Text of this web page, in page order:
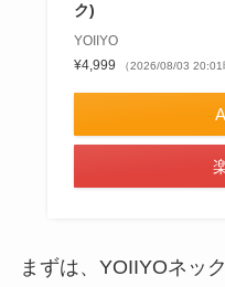
ク)
YOIIYO
¥4,999
（2026/08/03 20:01
まずは、YOIIYOネッ